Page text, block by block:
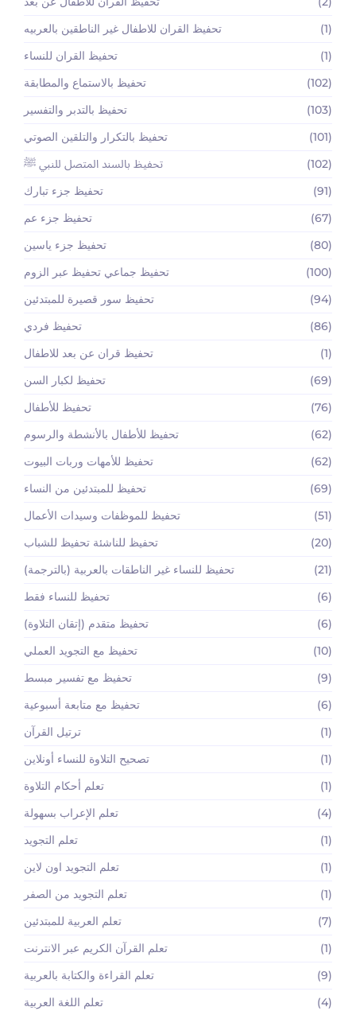
تحفيظ القران للاطفال غير الناطقين بالعربيه
(1)
تحفيظ القران للنساء
(1)
تحفيظ بالاستماع والمطابقة
(102)
تحفيظ بالتدبر والتفسير
(103)
تحفيظ بالتكرار والتلقين الصوتي
(101)
تحفيظ بالسند المتصل للنبي ﷺ
(102)
تحفيظ جزء تبارك
(91)
تحفيظ جزء عم
(67)
تحفيظ جزء ياسين
(80)
تحفيظ جماعي تحفيظ عبر الزوم
(100)
تحفيظ سور قصيرة للمبتدئين
(94)
تحفيظ فردي
(86)
تحفيظ قران عن بعد للاطفال
(1)
تحفيظ لكبار السن
(69)
تحفيظ للأطفال
(76)
تحفيظ للأطفال بالأنشطة والرسوم
(62)
تحفيظ للأمهات وربات البيوت
(62)
تحفيظ للمبتدئين من النساء
(69)
تحفيظ للموظفات وسيدات الأعمال
(51)
تحفيظ للناشئة تحفيظ للشباب
(20)
تحفيظ للنساء غير الناطقات بالعربية (بالترجمة)
(21)
تحفيظ للنساء فقط
(6)
تحفيظ متقدم (إتقان التلاوة)
(6)
تحفيظ مع التجويد العملي
(10)
تحفيظ مع تفسير مبسط
(9)
تحفيظ مع متابعة أسبوعية
(6)
ترتيل القرآن
(1)
تصحيح التلاوة للنساء أونلاين
(1)
تعلم أحكام التلاوة
(1)
تعلم الإعراب بسهولة
(4)
تعلم التجويد
(1)
تعلم التجويد اون لاين
(1)
تعلم التجويد من الصفر
(1)
تعلم العربية للمبتدئين
(7)
تعلم القرآن الكريم عبر الانترنت
(1)
تعلم القراءة والكتابة بالعربية
(9)
تعلم اللغة العربية
(4)